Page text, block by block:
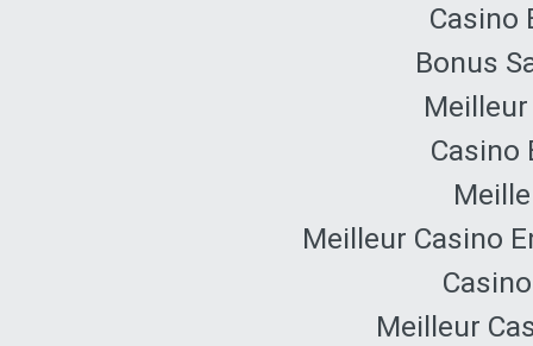
Casino
Bonus
Casino
Meilleur Casino
Meilleur